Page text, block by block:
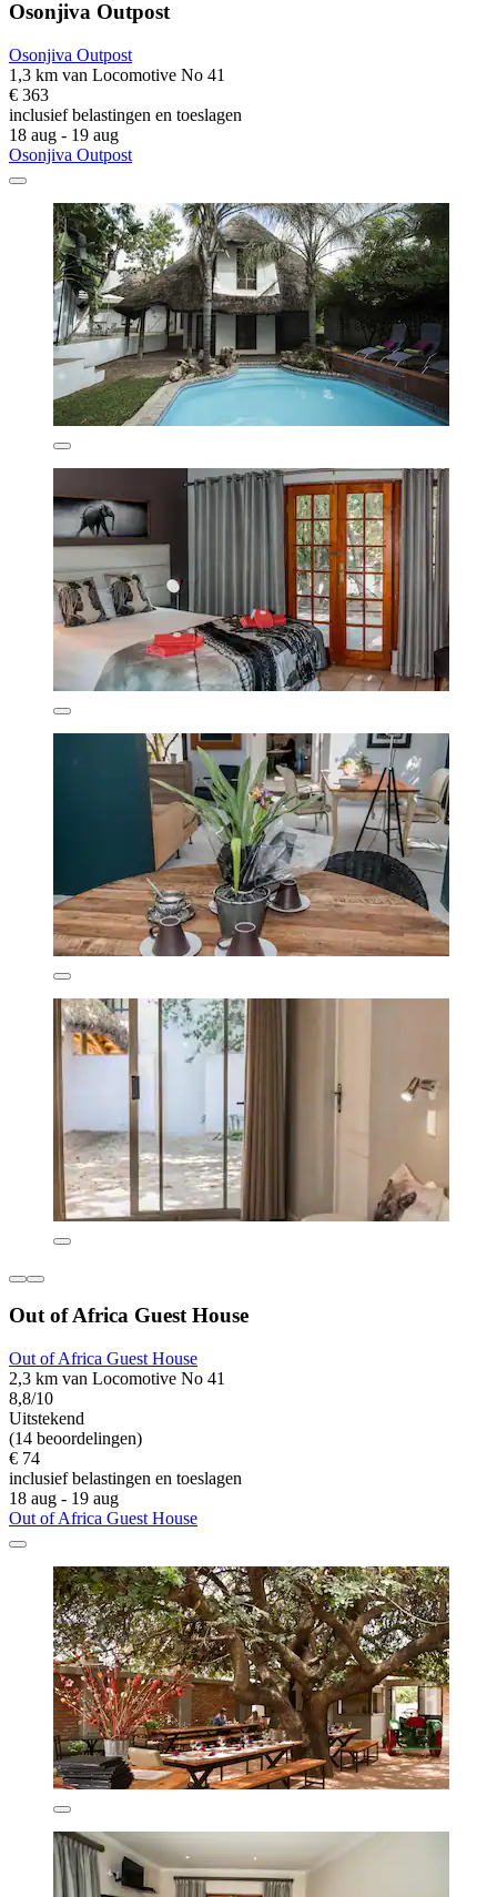
Osonjiva Outpost
Osonjiva Outpost
1,3 km van Locomotive No 41
€ 363
inclusief belastingen en toeslagen
18 aug - 19 aug
Osonjiva Outpost
Out of Africa Guest House
Out of Africa Guest House
2,3 km van Locomotive No 41
8,8/10
Uitstekend
(14 beoordelingen)
€ 74
inclusief belastingen en toeslagen
18 aug - 19 aug
Out of Africa Guest House